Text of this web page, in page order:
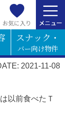
お気に入り
スナック・
バー向け物件
2021-11-08
以前食べたＴ